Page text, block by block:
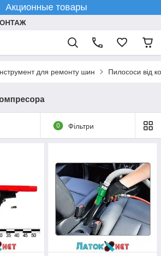
Акционные товары
для ремонту шин Пилососи від
0 Фільтри